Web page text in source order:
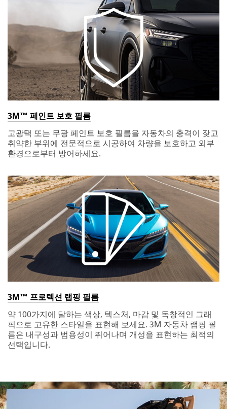
3M™ 페인트 보호 필름
고광택 또는 무광 페인트 보호 필름을 자동차의 충격이 잦고
취약한 부위에 전문적으로 시공하여 차량을 보호하고 외부
환경으로부터 방어하세요.
3M™ 프로텍션 랩핑 필름
약 100가지에 달하는 색상, 텍스처, 마감 및 독창적인 그래
픽으로 고유한 스타일을 표현해 보세요. 3M 자동차 랩핑 필
름은 내구성과 범용성이 뛰어나며 개성을 표현하는 최적의
선택입니다.